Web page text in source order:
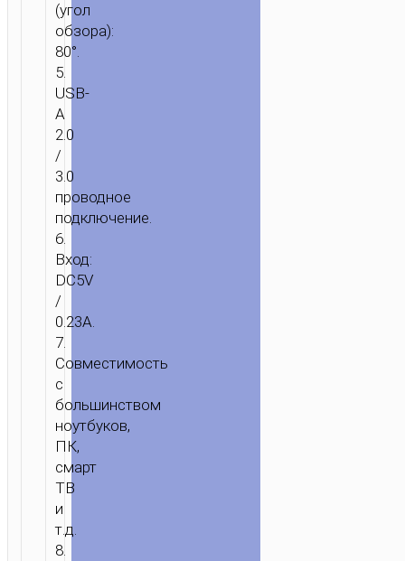
(угол
обзора):
80°.
5.
USB-
A
2.0
/
3.0
проводное
подключение.
6.
Вход:
DC5V
/
0.23A.
7.
Совместимость
с
большинством
ноутбуков,
ПК,
смарт
ТВ
и
т.д.
8.